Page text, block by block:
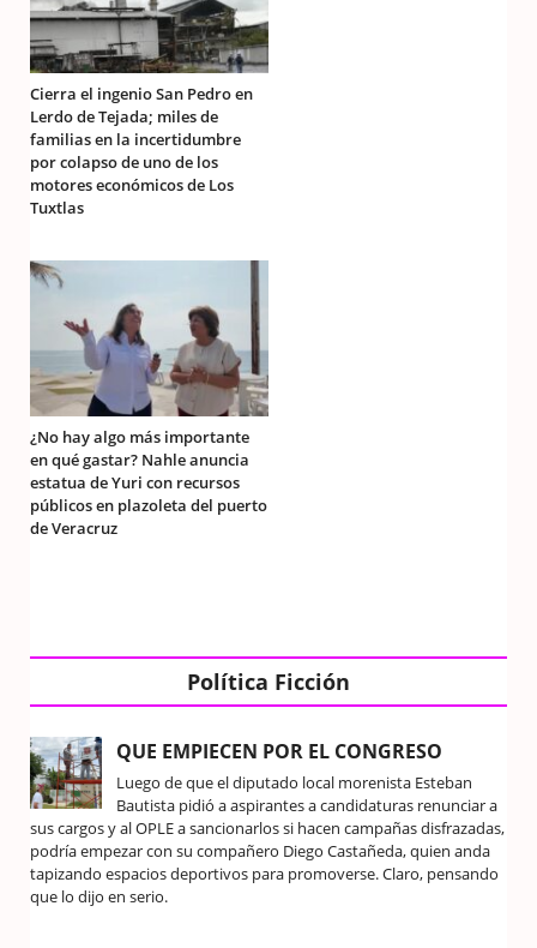
Cierra el ingenio San Pedro en
Lerdo de Tejada; miles de
familias en la incertidumbre
por colapso de uno de los
motores económicos de Los
Tuxtlas
¿No hay algo más importante
en qué gastar? Nahle anuncia
estatua de Yuri con recursos
públicos en plazoleta del puerto
de Veracruz
Política Ficción
QUE EMPIECEN POR EL CONGRESO
Luego de que el diputado local morenista Esteban
Bautista pidió a aspirantes a candidaturas renunciar a
sus cargos y al OPLE a sancionarlos si hacen campañas disfrazadas,
podría empezar con su compañero Diego Castañeda, quien anda
tapizando espacios deportivos para promoverse. Claro, pensando
que lo dijo en serio.